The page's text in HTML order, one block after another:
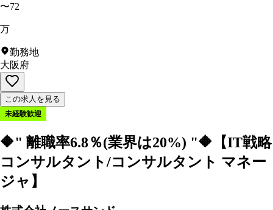
〜72
万
勤務地
大阪府
この求人を見る
未経験歓迎
🔶" 離職率6.8％(業界は20%) "🔶【IT戦略
コンサルタント/コンサルタント マネー
ジャ】